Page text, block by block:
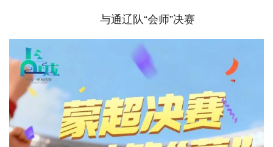
与通辽队“会师”决赛